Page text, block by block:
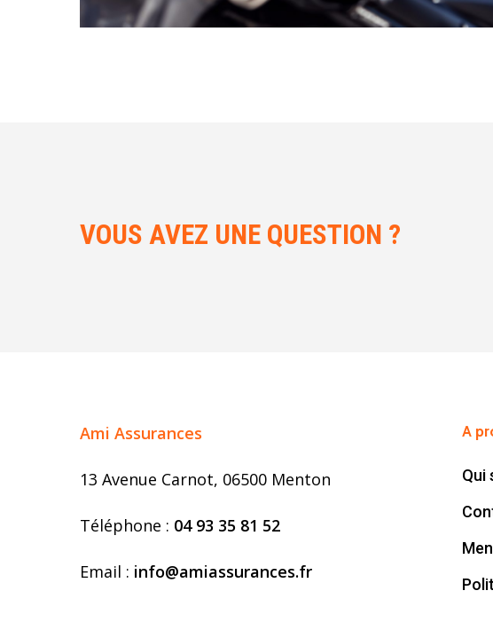
VOUS AVEZ UNE QUESTION ?
Ami Assurances
13 Avenue Carnot, 06500 Menton
Téléphone : 04 93 35 81 52
Email : info@amiassurances.fr
A
Qui